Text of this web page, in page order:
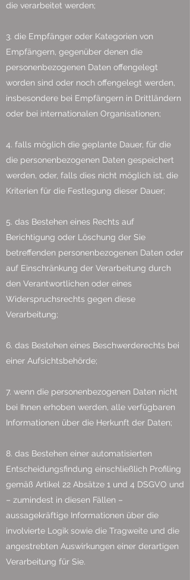
die verarbeitet werden;
3. die Empfänger oder Kategorien von
Empfängern, gegenüber denen die
personenbezogenen Daten offengelegt
worden sind oder noch offengelegt werden,
insbesondere bei Empfängern in Drittländern
oder bei internationalen Organisationen;
4. falls möglich die geplante Dauer, für die
die personenbezogenen Daten gespeichert
werden, oder, falls dies nicht möglich ist, die
Kriterien für die Festlegung dieser Dauer;
5. das Bestehen eines Rechts auf
Berichtigung oder Löschung der Sie
betreffenden personenbezogenen Daten oder
auf Einschränkung der Verarbeitung durch
den Verantwortlichen oder eines
Widerspruchsrechts gegen diese
Verarbeitung;
6. das Bestehen eines Beschwerderechts bei
einer Aufsichtsbehörde;
7. wenn die personenbezogenen Daten nicht
bei Ihnen erhoben werden, alle verfügbaren
Informationen über die Herkunft der Daten;
8. das Bestehen einer automatisierten
Entscheidungsfindung einschließlich Profiling
gemäß Artikel 22 Absätze 1 und 4 DSGVO und
– zumindest in diesen Fällen –
aussagekräftige Informationen über die
involvierte Logik sowie die Tragweite und die
angestrebten Auswirkungen einer derartigen
Verarbeitung für Sie.